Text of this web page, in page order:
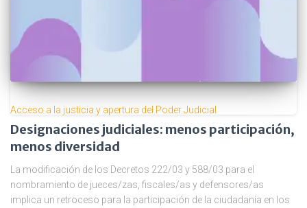
Acceso a la justicia y apertura del Poder Judicial
Designaciones judiciales: menos participación,
menos diversidad
La modificación de los Decretos 222/03 y 588/03 para el
nombramiento de jueces/zas, fiscales/as y defensores/as
implica un retroceso para la participación de la ciudadanía en los